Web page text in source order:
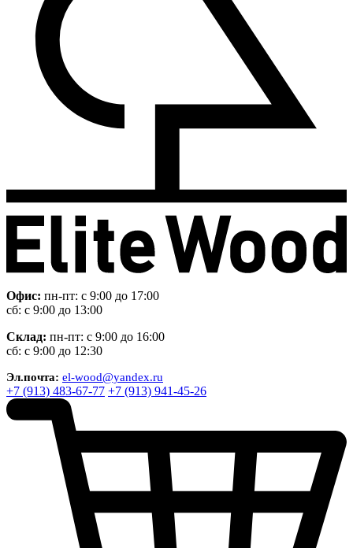
Офис: пн-пт: с 9:00 до 17:00
сб: с 9:00 до 13:00
Склад: пн-пт: с 9:00 до 16:00
сб: с 9:00 до 12:30
Эл.почта: el-wood@yandex.ru
+7 (913) 483-67-77 +7 (913) 941-45-26